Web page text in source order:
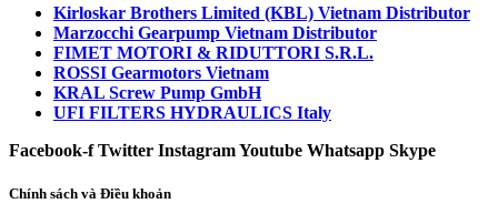
Kirloskar Brothers Limited (KBL) Vietnam Distributor
Marzocchi Gearpump Vietnam Distributor
FIMET MOTORI & RIDUTTORI S.R.L.
ROSSI Gearmotors Vietnam
KRAL Screw Pump GmbH
UFI FILTERS HYDRAULICS Italy
Facebook-f Twitter InstagramYoutube Whatsapp Skype
Chính sách và Điều khoản